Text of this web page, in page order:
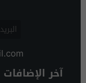
آخر الإضافات